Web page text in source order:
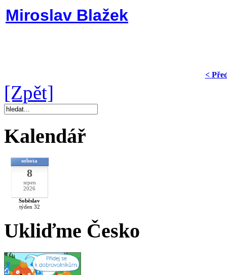
Miroslav Blažek
<
[Zpět]
Kalendář
sobota
8
srpen
2026
Soběslav
týden 32
Ukliďme Česko